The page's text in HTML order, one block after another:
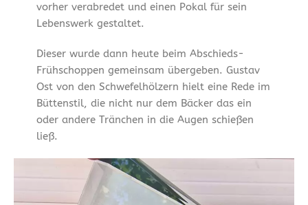
vorher verabredet und einen Pokal für sein
Lebenswerk gestaltet.
Dieser wurde dann heute beim Abschieds-
Frühschoppen gemeinsam übergeben. Gustav
Ost von den Schwefelhölzern hielt eine Rede im
Büttenstil, die nicht nur dem Bäcker das ein
oder andere Tränchen in die Augen schießen
ließ.